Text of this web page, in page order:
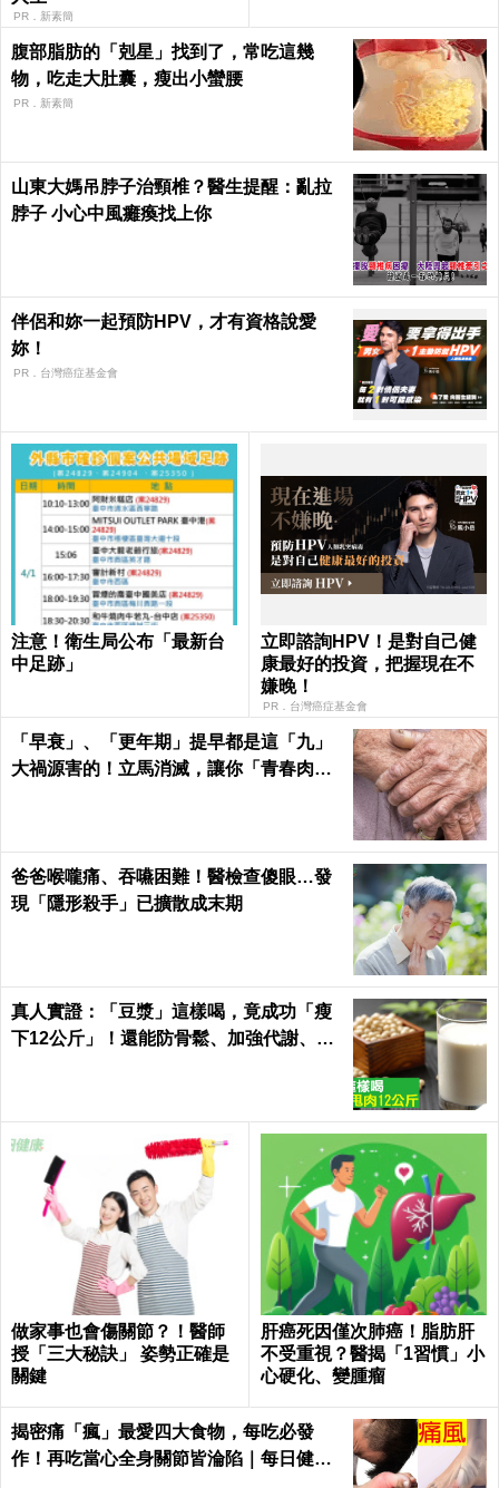
PR．新素簡
腹部脂肪的「剋星」找到了，常吃這幾
物，吃走大肚囊，瘦出小蠻腰
PR．新素簡
山東大媽吊脖子治頸椎？醫生提醒：亂拉
脖子 小心中風癱瘓找上你
伴侶和妳一起預防HPV，才有資格說愛
妳！
PR．台灣癌症基金會
注意！衛生局公布「最新台
中足跡」
立即諮詢HPV！是對自己健
康最好的投資，把握現在不
嫌晚！
PR．台灣癌症基金會
「早衰」、「更年期」提早都是這「九」
大禍源害的！立馬消滅，讓你「青春肉
爸爸喉嚨痛、吞嚥困難！醫檢查傻眼…發
現「隱形殺手」已擴散成末期
真人實證：「豆漿」這樣喝，竟成功「瘦
下12公斤」！還能防骨鬆、加強代謝、平
做家事也會傷關節？！醫師
授「三大秘訣」 姿勢正確是
關鍵
肝癌死因僅次肺癌！脂肪肝
不受重視？醫揭「1習慣」小
心硬化、變腫瘤
揭密痛「瘋」最愛四大食物，每吃必發
作！再吃當心全身關節皆淪陷｜每日健康